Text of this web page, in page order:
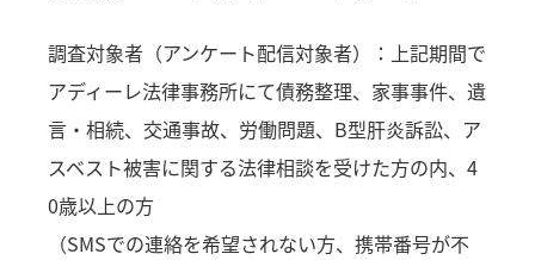
調査対象者（アンケート配信対象者）：上記期間で
アディーレ法律事務所にて債務整理、家事事件、遺
言・相続、交通事故、労働問題、B型肝炎訴訟、ア
スベスト被害に関する法律相談を受けた方の内、4
0歳以上の方
（SMSでの連絡を希望されない方、携帯番号が不